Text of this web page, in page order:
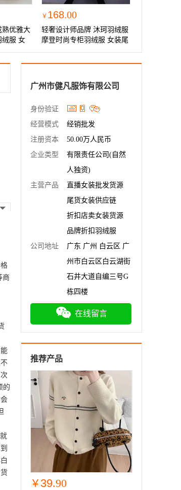
熟优雅大
绒服 女
￥ 168.00
轻奢设计师品牌 沐珂羽绒服
摩登时尚专柜羽绒服 女装尾
商
的
广州市健凡服饰有限公司
身份验证
经营模式
经销批发
注册资本
50.00万人民币
企业类型
有限责任公司(自然
人独资)
主营产品
直播女装批发货源
尾货女装供应链
折扣店卖女装货源
品牌折扣羽绒服
公司地址
广东 广州 白云区 广
州市白云区白云湖街
石井大道自编三号G
栋四楼
在线留言
推荐产品
￥ 39.90